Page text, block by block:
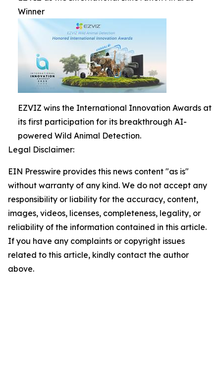
Winner
EZVIZ wins the International Innovation Awards at
its first participation for its breakthrough AI-
powered Wild Animal Detection.
Legal Disclaimer:
EIN Presswire provides this news content "as is"
without warranty of any kind. We do not accept any
responsibility or liability for the accuracy, content,
images, videos, licenses, completeness, legality, or
reliability of the information contained in this article.
If you have any complaints or copyright issues
related to this article, kindly contact the author
above.